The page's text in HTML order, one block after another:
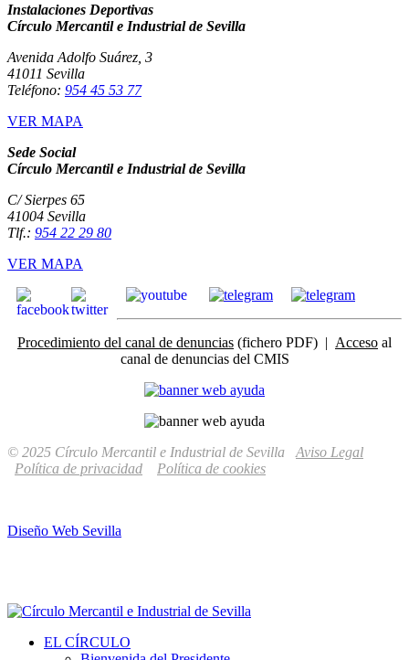
Instalaciones Deportivas
Círculo Mercantil e Industrial de Sevilla
Avenida Adolfo Suárez, 3
41011 Sevilla
Teléfono: 954 45 53 77
VER MAPA
Sede Social
Círculo Mercantil e Industrial de Sevilla
C/ Sierpes 65
41004 Sevilla
Tlf.: 954 22 29 80
VER MAPA
Procedimiento del canal de denuncias (fichero PDF) | Acceso al
canal de denuncias del CMIS
© 2025 Círculo Mercantil e Industrial de Sevilla Aviso Legal
Política de privacidad
Política de cookies
Diseño Web Sevilla
EL CÍRCULO